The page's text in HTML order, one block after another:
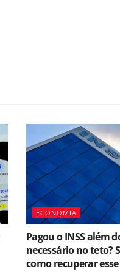
ECONOMIA
Pagou o INSS além
necessário no teto?
como recuperar